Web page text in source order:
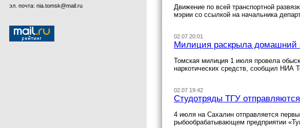
эл. почта: nia.tomsk@mail.ru
Движение по всей транспортной
мэрии со ссылкой на начальника
02.07 20:01
Милиция раскрыла домашний
Томская милиция 1 июля провела обыск
наркотических средств, сообщил НИА
02.07 19:42
Cтудотряды ТГУ
4 июля на Сахалин отправляется
рыбообрабатывающем предприятии